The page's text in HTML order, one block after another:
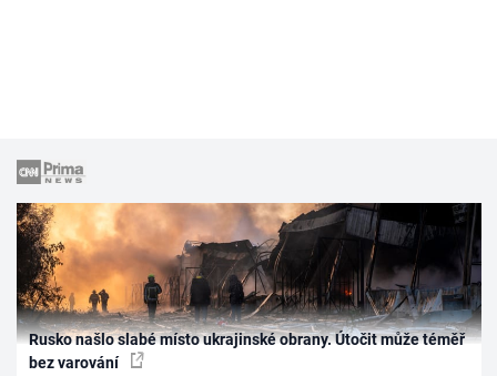
Rusko našlo slabé místo ukrajinské obrany. Útočit může téměř
bez varování